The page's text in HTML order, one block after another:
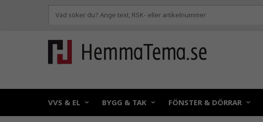
VVS & EL BYGG & TAK FÖNSTER & DÖRRAR